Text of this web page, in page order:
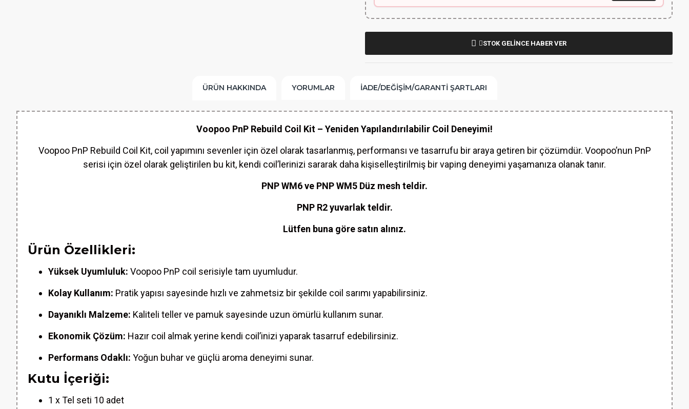
STOK GELİNCE HABER VER
ÜRÜN HAKKINDA YORUMLAR İADE/DEĞIŞIM/GARANTI ŞARTLARI
Voopoo PnP Rebuild Coil Kit – Yeniden Yapılandırılabilir Coil Deneyimi!
Voopoo PnP Rebuild Coil Kit, coil yapımını sevenler için özel olarak tasarlanmış, performansı ve tasarrufu bir araya getiren bir çözümdür. Voopoo’nun PnP
serisi için özel olarak geliştirilen bu kit, kendi coil’lerinizi sararak daha kişiselleştirilmiş bir vaping deneyimi yaşamanıza olanak tanır.
PNP WM6 ve PNP WM5 Düz mesh teldir.
PNP R2 yuvarlak teldir.
Lütfen buna göre satın alınız.
Ürün Özellikleri:
Yüksek Uyumluluk: Voopoo PnP coil serisiyle tam uyumludur.
Kolay Kullanım: Pratik yapısı sayesinde hızlı ve zahmetsiz bir şekilde coil sarımı yapabilirsiniz.
Dayanıklı Malzeme: Kaliteli teller ve pamuk sayesinde uzun ömürlü kullanım sunar.
Ekonomik Çözüm: Hazır coil almak yerine kendi coil’inizi yaparak tasarruf edebilirsiniz.
Performans Odaklı: Yoğun buhar ve güçlü aroma deneyimi sunar.
Kutu İçeriği:
1 x Tel seti 10 adet